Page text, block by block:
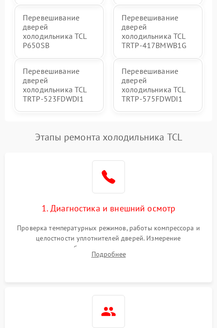
Перевешивание
дверей
холодильника TCL
P650SB
Перевешивание
дверей
холодильника TCL
TRTP-417BMWB1G
Перевешивание
дверей
холодильника TCL
TRTP-523FDWDI1
Перевешивание
дверей
холодильника TCL
TRTP-575FDWDI1
Этапы ремонта холодильника TCL
1. Диагностика и внешний осмотр
Проверка температурных режимов, работы компрессора и
целостности уплотнителей дверей. Измерение
сопротивления обмоток мотора, проверка термостата и
считывание кодов ошибок с электронного дисплея.
Подробнее